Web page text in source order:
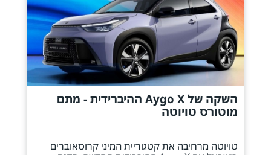
השקה של Aygo X ההיברידית - מתם
מוטורס טויוטה
טויוטה מרחיבה את קטגוריית המיני קרוסאוברים